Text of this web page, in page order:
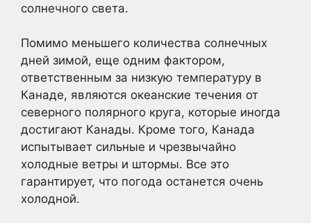
солнечного света.
Помимо меньшего количества солнечных
дней зимой, еще одним фактором,
ответственным за низкую температуру в
Канаде, являются океанские течения от
северного полярного круга, которые иногда
достигают Канады. Кроме того, Канада
испытывает сильные и чрезвычайно
холодные ветры и штормы. Все это
гарантирует, что погода останется очень
холодной.